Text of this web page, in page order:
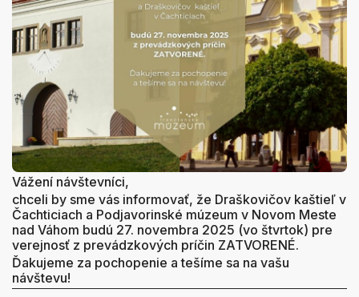
Vážení návštevníci,
chceli by sme vás informovať, že Draškovičov kaštieľ v
Čachticiach a Podjavorinské múzeum v Novom Meste
nad Váhom budú 27. novembra 2025 (vo štvrtok) pre
verejnosť z prevádzkových príčin ZATVORENÉ.
Ďakujeme za pochopenie a tešíme sa na vašu
návštevu!